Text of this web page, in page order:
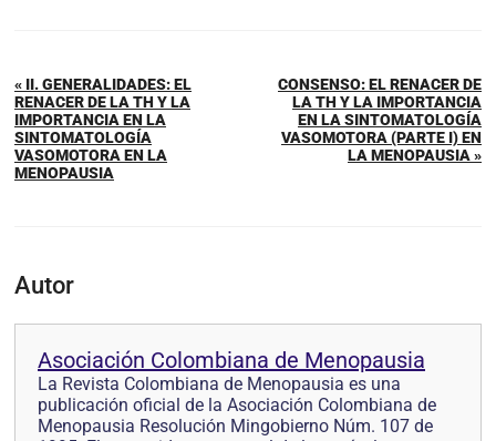
« II. GENERALIDADES: EL
RENACER DE LA TH Y LA
IMPORTANCIA EN LA
SINTOMATOLOGÍA
VASOMOTORA EN LA
MENOPAUSIA
CONSENSO: EL RENACER DE
LA TH Y LA IMPORTANCIA
EN LA SINTOMATOLOGÍA
VASOMOTORA (PARTE I) EN
LA MENOPAUSIA »
Autor
Asociación Colombiana de Menopausia
La Revista Colombiana de Menopausia es una
publicación oficial de la Asociación Colombiana de
Menopausia Resolución Mingobierno Núm. 107 de